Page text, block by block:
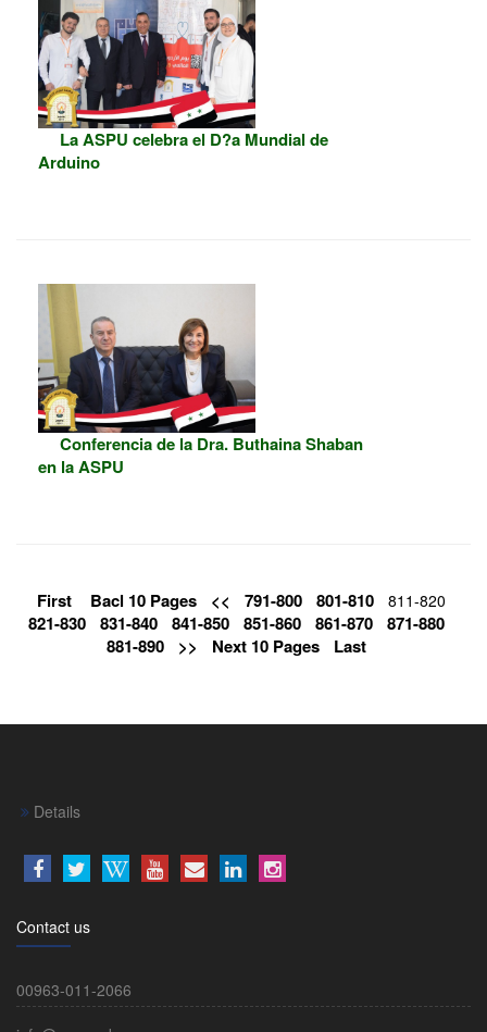
La ASPU celebra el D?a Mundial de
Arduino
Conferencia de la Dra. Buthaina Shaban
en la ASPU
First Bacl 10 Pages << 791-800 801-810 811-820
821-830 831-840 841-850 851-860 861-870 871-880
881-890
>> Next 10 Pages Last
Details
Contact us
00963-011-2066